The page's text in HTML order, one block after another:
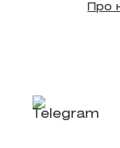
Про